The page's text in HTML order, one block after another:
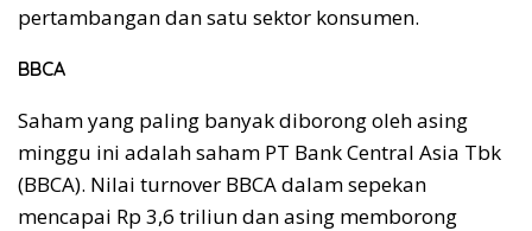
pertambangan dan satu sektor konsumen.
BBCA
Saham yang paling banyak diborong oleh asing
minggu ini adalah saham PT Bank Central Asia Tbk
(BBCA). Nilai turnover BBCA dalam sepekan
mencapai Rp 3,6 triliun dan asing memborong